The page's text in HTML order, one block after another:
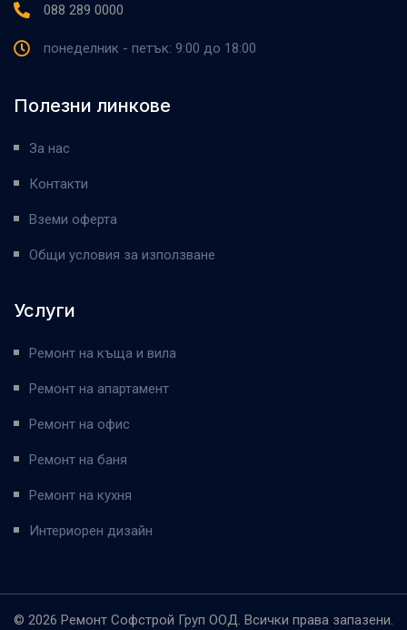
088 289 0000
понеделник - петък: 9:00 до 18:00
Полезни линкове
За нас
Контакти
Вземи оферта
Общи условия за използване
Услуги
Ремонт на къща и вила
Ремонт на апартамент
Ремонт на офис
Ремонт на баня
Ремонт на кухня
Интериорен дизайн
© 2026 Ремонт Софстрой Груп ООД. Всички права запазени.